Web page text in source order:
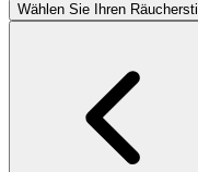
Wählen Sie Ihren Räucherstil